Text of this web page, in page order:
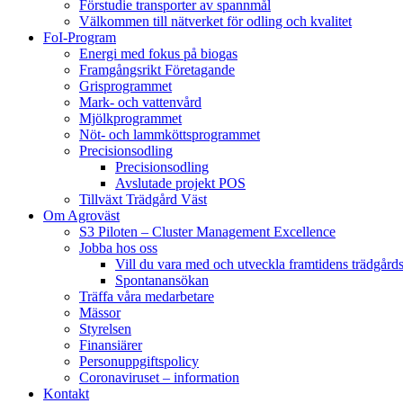
Förstudie transporter av spannmål
Välkommen till nätverket för odling och kvalitet
FoI-Program
Energi med fokus på biogas
Framgångsrikt Företagande
Grisprogrammet
Mark- och vattenvård
Mjölkprogrammet
Nöt- och lammköttsprogrammet
Precisionsodling
Precisionsodling
Avslutade projekt POS
Tillväxt Trädgård Väst
Om Agroväst
S3 Piloten – Cluster Management Excellence
Jobba hos oss
Vill du vara med och utveckla framtidens
Spontanansökan
Träffa våra medarbetare
Mässor
Styrelsen
Finansiärer
Personuppgiftspolicy
Coronaviruset – information
Kontakt